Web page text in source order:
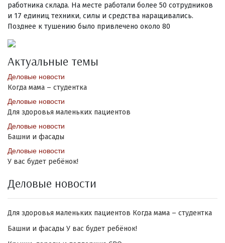
работника склада. На месте работали более 50 сотрудников
и 17 единиц техники, силы и средства наращивались.
Позднее к тушению было привлечено около 80
Актуальные темы
Деловые новости
Когда мама – студентка
Деловые новости
Для здоровья маленьких пациентов
Деловые новости
Башни и фасады
Деловые новости
У вас будет ребёнок!
Деловые новости
Для здоровья маленьких пациентов Когда мама – студентка
Башни и фасады У вас будет ребёнок!